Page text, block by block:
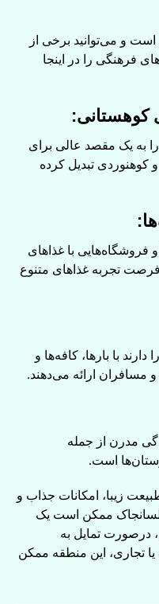
و می‌توانید برخی از
فرهنگی را در اینجا
به یک مقصد عالی برای
کوهنوردی تبدیل کرده
فروشگاه‌هایی با غذاهای
تجربه غذاهای متنوع
با بارها، کافه‌ها و
مسافران ارائه می‌دهند.
مدرن از جمله
است.
زیبا، امکانات جذاب و
ممکن است یک
درصورت تمایل به
تجاری، این منطقه ممکن